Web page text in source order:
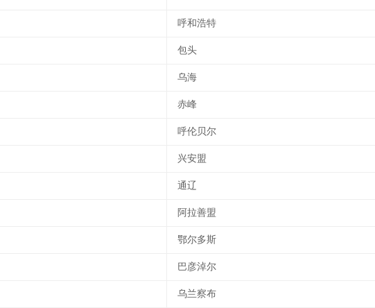
呼和浩特
包头
乌海
赤峰
呼伦贝尔
兴安盟
通辽
阿拉善盟
鄂尔多斯
巴彦淖尔
乌兰察布